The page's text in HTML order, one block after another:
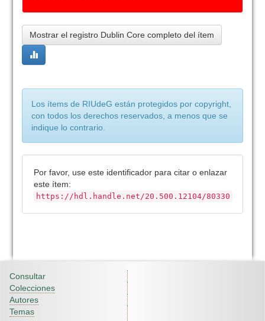
Mostrar el registro Dublin Core completo del ítem
Los ítems de RIUdeG están protegidos por copyright,
con todos los derechos reservados, a menos que se
indique lo contrario.
Por favor, use este identificador para citar o enlazar
este ítem:
https://hdl.handle.net/20.500.12104/80330
Consultar
Colecciones
Autores
Temas